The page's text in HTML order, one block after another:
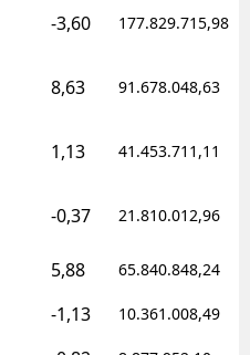
-3,60 177.829.715,98
8,63 91.678.048,63
1,13 41.453.711,11
-0,37 21.810.012,96
5,88 65.840.848,24
-1,13 10.361.008,49